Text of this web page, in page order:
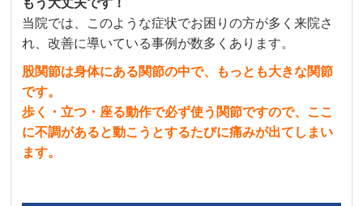
もう大丈夫です！
当院では、このような症状でお困りの方が多く来院さ
れ、改善に導いている事例が数多くあります。
股関節は身体にある関節の中で、もっとも大きな関節
です。
歩く・立つ・座る動作で必ず使う関節ですので、ここ
に不調があると動こうとするたびに痛みが出てしまい
ます。